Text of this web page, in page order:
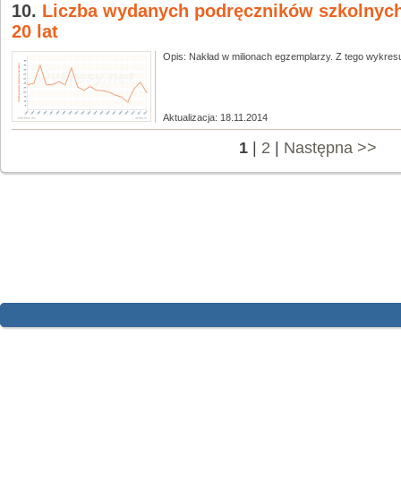
10. Liczba wydanych podręczników
20 lat
Opis: Nakład w milionach egzemplarzy. Z tego
Aktualizacja: 18.11.2014
1 2 Następna >>